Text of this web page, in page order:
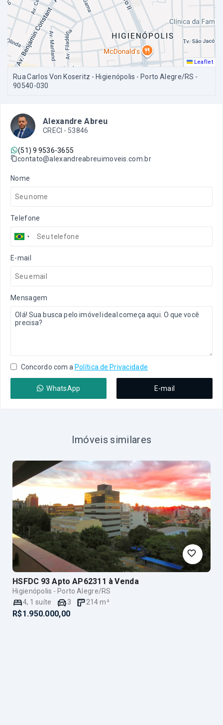
Leaflet
Rua Carlos Von Koseritz - Higienópolis - Porto Alegre/RS -
90540-030
Alexandre Abreu
CRECI - 53846
(51) 9 9536-3655
contato@alexandreabreuimoveis.com.br
Nome
Telefone
E-mail
Mensagem
Concordo com a Política de Privacidade
WhatsApp E-mail
Imóveis similares
HSFDC 93 Apto AP62311 à Venda
Higienópolis - Porto Alegre/RS
4, 1 suíte 3 214 m²
R$1.950.000,00